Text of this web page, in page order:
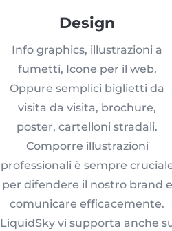
Design
Info graphics, illustrazioni a
fumetti, Icone per il web.
Oppure semplici biglietti da
visita da visita, brochure,
poster, cartelloni stradali.
Comporre illustrazioni
professionali è sempre
per difendere il nostro brand e
comunicare efficacemente.
LiquidSky vi supporta anche